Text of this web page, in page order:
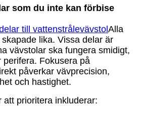
som du inte kan förbise
till vattenstrålevävstolAlla
lika. Vissa delar är
vävstolar ska fungera smidigt,
perifera. Fokusera på
påverkar vävprecision,
och hastighet.
att prioritera inkluderar: